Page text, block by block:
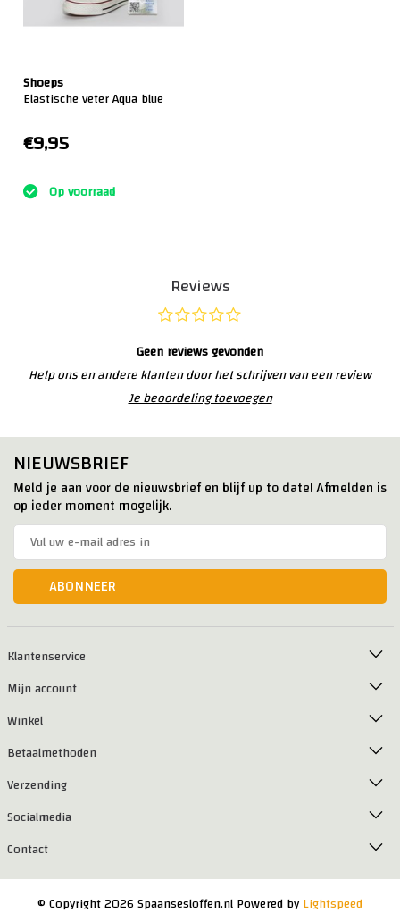
Shoeps
Elastische veter Aqua blue
€9,95
Op voorraad
Reviews
Geen reviews gevonden
Help ons en andere klanten door het schrijven van een review
Je beoordeling toevoegen
NIEUWSBRIEF
Meld je aan voor de nieuwsbrief en blijf up to date! Afmelden is
op ieder moment mogelijk.
ABONNEER
Klantenservice
Mijn account
Winkel
Betaalmethoden
Verzending
Socialmedia
Contact
© Copyright 2026 Spaansesloffen.nl Powered byLightspeed